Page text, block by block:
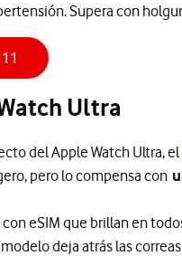
Supera con
Ultra
del Apple Watch Ultra, el
pero lo compensa con
eSIM que brillan en
deja atrás las